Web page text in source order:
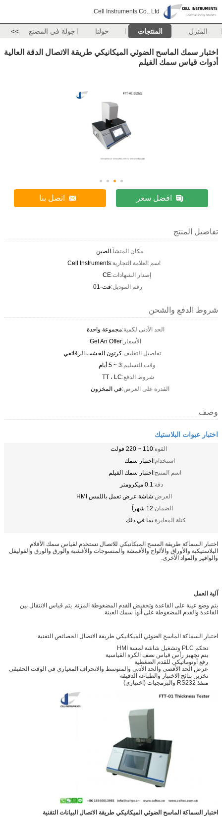
Cell Instruments Co., Ltd.
المنزل المنتجات حولنا جولة في المصنع >>
اختبار سمك الماسح الضوئي الميكانيكي طريقة الاتصال الدقة العالية
أدوات قياس سمك الفيلم
افضل سعر اتصل بنا
تفاصيل المنتج
مكان المنشأ:الصين
اسم العلامة التجارية:Cell Instruments
إصدار الشهادات:CE
رقم الموديل:فت-01
شروط الدفع والشحن
الحد الأدنى لكمية:مجموعة واحدة
الأسعار:Get An Offer
تفاصيل التغليف:كرتون الخشب الرقائقي
وقت التسليم:3 ~ 5 أيام
شروط الدفع:TT ، LC
القدرة على العرض:في المخزون
وصف
اختبار عبوات البلاستيك
القوة:110 ~ 220 فولت
استخدام:اختبار سمك
اسم المنتج:اختبار سمك الفيلم
دقة:0.1 ميكرومتر
العرض:شاشة عرض تعمل باللمس HMI
الضمان:12 شهراً
كتلة المعايرة:بما في ذلك
اختبار السماكة طريقة المسح الميكانيكي للاتصال تستخدم لقياس سمك الأفلام
البلاستيكية والأوراق والألواح والأقمشة والمنسوجات والأغشية والورق والورق والفوليفل
والوافير والمواد الأخرى.
آلية العمل
يتم وضع عينة على القاعدة وتخفيض القدم المضغوطة المزنة. يتم قياس الانتقال بين
القاعدة والقدم المضغوطة على أنها سمك العينة.
اختبار السماكة الماسح الضوئي الميكانيكي طريقة الاتصال الخصائص التقنية
تحكم PLC وتشغيل شاشة لمسة HMI
يتم تجهيز رأس قياس نصف الكرة القياسية
رفع أوتوماتيكي للقدم الضغطية
عرض الحد الأقصى والحد الأدنى والمتوسط والانحراف المعياري في الوقت الحقيقي
تخزين نتائج الاختبار والطباعة الدقيقة
منفذ RS232 والبرمجيات (اختياري)
اختبار السماكة الماسح الضوئي الميكانيكي طريقة الاتصال البيانات التقنية